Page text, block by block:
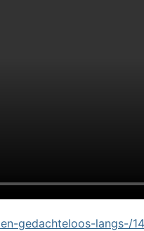
gedachteloos-langs-/